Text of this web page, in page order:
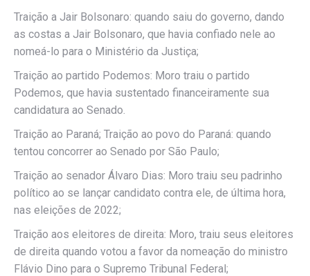
Traição a Jair Bolsonaro: quando saiu do governo, dando
as costas a Jair Bolsonaro, que havia confiado nele ao
nomeá-lo para o Ministério da Justiça;
Traição ao partido Podemos: Moro traiu o partido
Podemos, que havia sustentado financeiramente sua
candidatura ao Senado.
Traição ao Paraná; Traição ao povo do Paraná: quando
tentou concorrer ao Senado por São Paulo;
Traição ao senador Álvaro Dias: Moro traiu seu padrinho
político ao se lançar candidato contra ele, de última hora,
nas eleições de 2022;
Traição aos eleitores de direita: Moro, traiu seus eleitores
de direita quando votou a favor da nomeação do ministro
Flávio Dino para o Supremo Tribunal Federal;